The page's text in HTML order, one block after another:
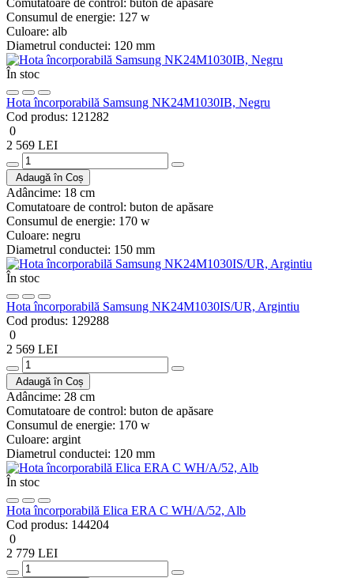
Consumul de energie: 127 w
Culoare: alb
Diametrul conductei: 120 mm
În stoc
Hota încorporabilă Samsung NK24M1030IB, Negru
Cod produs: 121282
0
2 569 LEI
Adaugă în Coș
Adâncime: 18 cm
Comutatoare de control: buton de apăsare
Consumul de energie: 170 w
Culoare: negru
Diametrul conductei: 150 mm
În stoc
Hota încorporabilă Samsung NK24M1030IS/UR, Argintiu
Cod produs: 129288
0
2 569 LEI
Adaugă în Coș
Adâncime: 28 cm
Comutatoare de control: buton de apăsare
Consumul de energie: 170 w
Culoare: argint
Diametrul conductei: 120 mm
În stoc
Hota încorporabilă Elica ERA C WH/A/52, Alb
Cod produs: 144204
0
2 779 LEI